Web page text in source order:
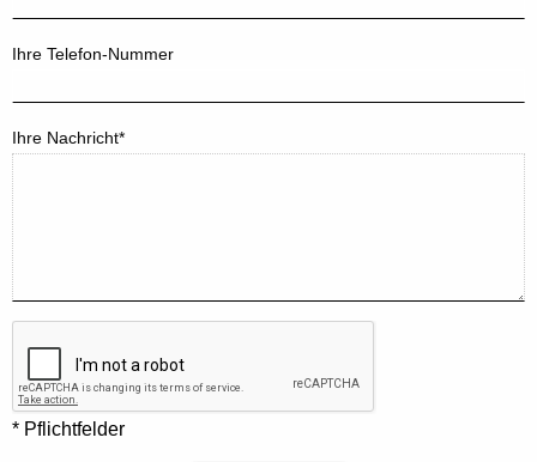
Ihre Telefon-Nummer
Ihre Nachricht*
* Pflichtfelder